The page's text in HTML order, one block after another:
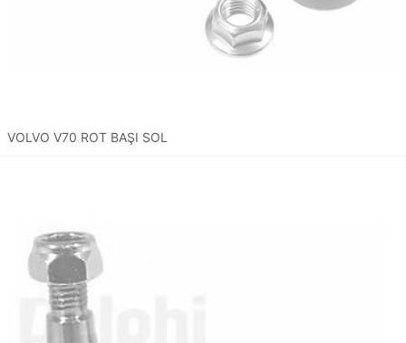
VOLVO V70 ROT BAŞI SOL